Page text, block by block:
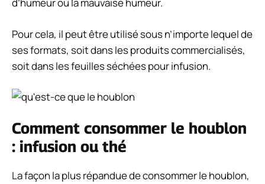
Pour cela, il peut être utilisé sous n’importe lequel de
ses formats, soit dans les produits commercialisés,
soit dans les feuilles séchées pour infusion.
Comment consommer le houblon
: infusion ou thé
La façon la plus répandue de consommer le houblon,